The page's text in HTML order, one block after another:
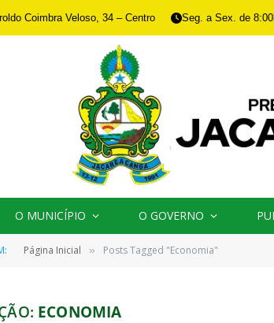
Coimbra Veloso, 34 – Centro Seg. a Sex. de
O MUNICÍPIO O GOVERNO
Página Inicial » Posts Tagged "Economia"
ECONOMIA